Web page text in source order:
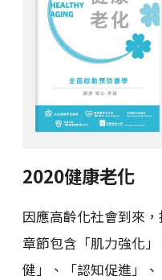
2020健康老化
因應高齡化社會到來
章節包含「肌力強化
健」、「認知促進」